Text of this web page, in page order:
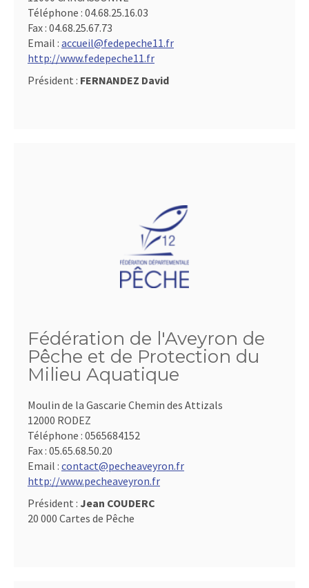
Téléphone : 04.68.25.16.03
Fax : 04.68.25.67.73
Email : accueil@fedepeche11.fr
http://www.fedepeche11.fr
Président : FERNANDEZ David
Fédération de l'Aveyron de
Pêche et de Protection du
Milieu Aquatique
Moulin de la Gascarie Chemin des Attizals
12000 RODEZ
Téléphone : 0565684152
Fax : 05.65.68.50.20
Email : contact@pecheaveyron.fr
http://www.pecheaveyron.fr
Président : Jean COUDERC
20 000 Cartes de Pêche